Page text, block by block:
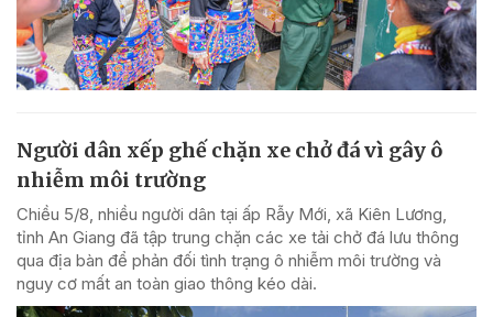
Người dân xếp ghế chặn xe chở đá vì gây ô
nhiễm môi trường
Chiều 5/8, nhiều người dân tại ấp Rẫy Mới, xã Kiên Lương,
tỉnh An Giang đã tập trung chặn các xe tải chở đá lưu thông
qua địa bàn để phản đối tình trạng ô nhiễm môi trường và
nguy cơ mất an toàn giao thông kéo dài.